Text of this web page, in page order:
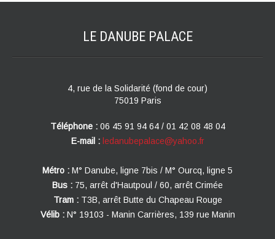
LE DANUBE PALACE
4, rue de la Solidarité (fond de cour)
75019 Paris
Téléphone : 06 45 91 94 64 / 01 42 08 48 04
E-mail : ledanubepalace@yahoo.fr
Métro : M° Danube, ligne 7bis / M° Ourcq, ligne 5
Bus : 75, arrêt d'Hautpoul / 60, arrêt Crimée
Tram : T3B, arrêt Butte du Chapeau Rouge
Vélib : N° 19103 - Manin Carrières, 139 rue Manin